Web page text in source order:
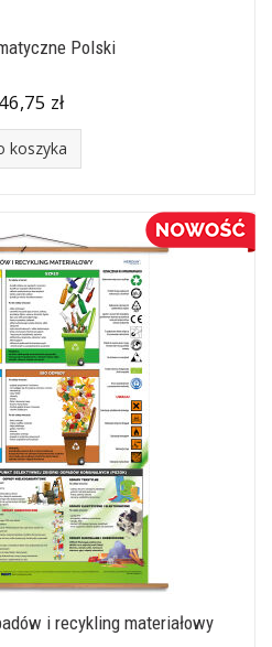
Polski
zł
koszyka
i recykling materiałowy